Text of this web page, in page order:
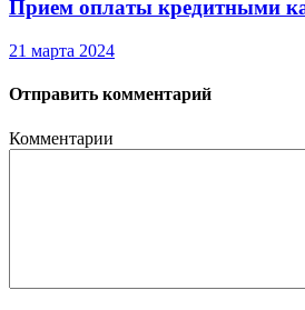
Прием оплаты кредитными
21 марта 2024
Отправить комментарий
Комментарии